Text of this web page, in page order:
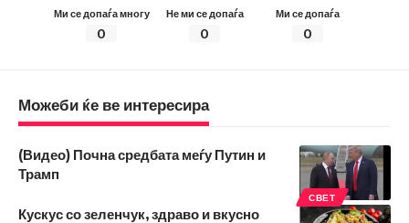
Ми се допаѓа многу
0
Не ми се допаѓа
0
Ми се допаѓа
0
Можеби ќе ве интересира
СВЕТ
(Видео) Почна средбата меѓу Путин и
Трамп
Кускус со зеленчук, здраво и вкусно